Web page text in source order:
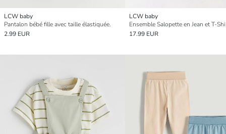
LCW baby
Pantalon bébé fille avec taille élastiquée.
2.99 EUR
LCW baby
17.99 EUR